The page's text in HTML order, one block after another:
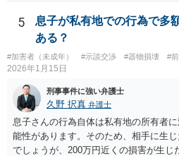
見据えた検討になるかと存じます。 相
のは何か罪に問われますか？ →会社は
誉棄損に問われる可能性があります。
しても送達ができない場合に限り、相
ることは可能であると思います。 なお
題ありません。 参考条文 民事訴訟法
立てが第三百八十二条若しくは第三百
き、又は申立ての趣旨から請求に理由
その申立てを却下しなければならない
発することができない場合におけるそ
る。
5
息子が私有地での行為で多
ある？
#加害者（未成年） #示談交渉 #器物損壊 #
2026年1月15日
刑事事件に強い弁護士
久野 択真 弁護士
息子さんの行為自体は私有地の所有者
能性があります。そのため、相手に生
でしょうが、200万円近くの損害が生じ